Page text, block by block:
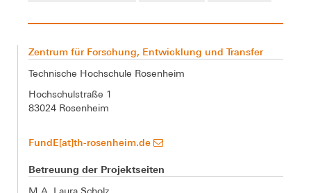
Zentrum für Forschung, Entwicklung und Transfer
Technische Hochschule Rosenheim
Hochschulstraße 1
83024 Rosenheim
FundE[at]th-rosenheim.de
Betreuung der Projektseiten